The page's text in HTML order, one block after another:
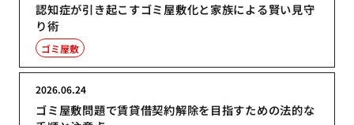
認知症が引き起こすゴミ屋敷化と家族による賢い見守
り術
ゴミ屋敷
ゴミ屋敷問題で賃貸借契約解除を目指すための法的な
2026.06.24